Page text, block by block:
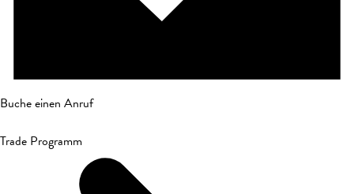
Buche einen Anruf
Trade Programm